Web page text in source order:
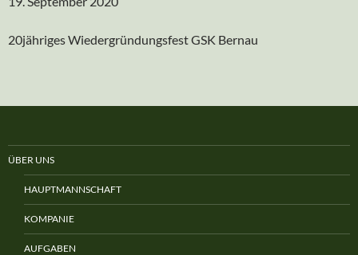
20jähriges Wiedergründungsfest GSK Bernau
ÜBER UNS
HAUPTMANNSCHAFT
KOMPANIE
AUFGABEN